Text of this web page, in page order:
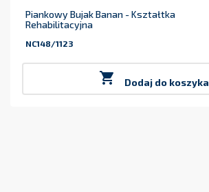
Piankowy Bujak Banan - Kształtka
Rehabilitacyjna
NC148/1123
 Dodaj do koszyka